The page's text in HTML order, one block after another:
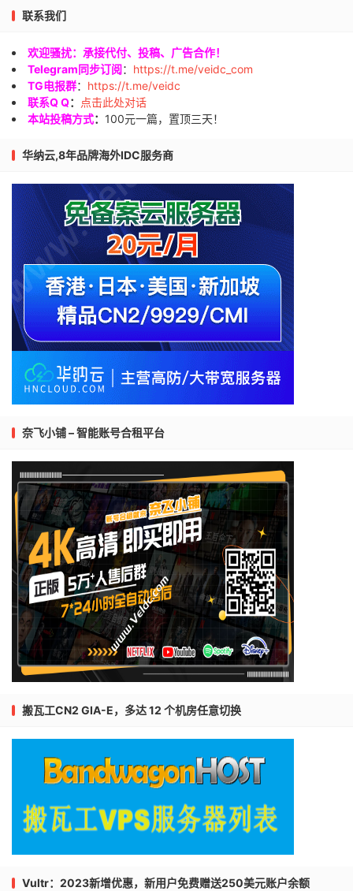
联系我们
欢迎骚扰：承接代付、投稿、广告合作！
Telegram同步订阅： https://t.me/veidc_com
TG电报群： https://t.me/veidc
联系Q Q： 点击此处对话
本站投稿方式： 100元一篇，置顶三天！
华纳云,8年品牌海外IDC服务商
奈飞小铺 – 智能账号合租平台
搬瓦工CN2 GIA-E，多达 12 个机房任意切换
Vultr：2023新增优惠，新用户免费赠送250美元账户余额